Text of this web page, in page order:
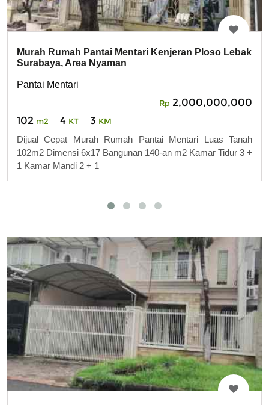
Murah Rumah Pantai Mentari Kenjeran Ploso Lebak
Surabaya, Area Nyaman
Pantai Mentari
Rp 2,000,000,000
102 m2 4 KT 3 KM
Dijual Cepat Murah Rumah Pantai Mentari Luas Tanah
102m2 Dimensi 6x17 Bangunan 140-an m2 Kamar Tidur 3 +
1 Kamar Mandi 2 + 1